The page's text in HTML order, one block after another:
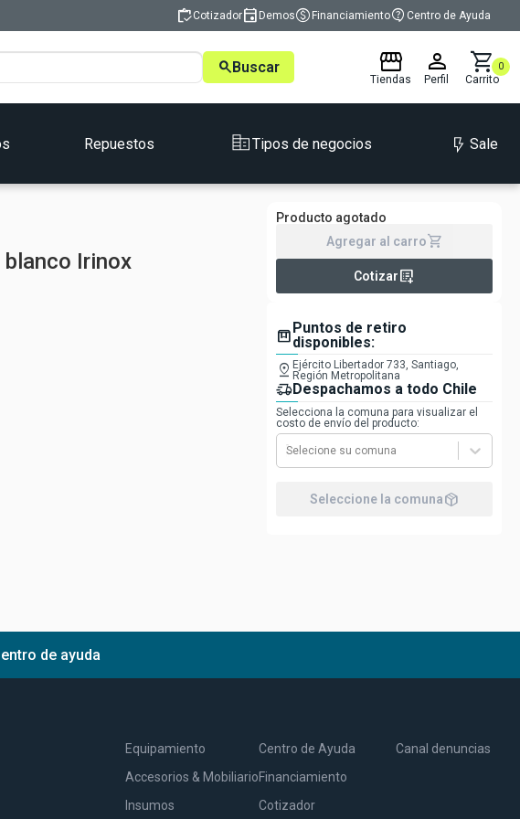
inventoryCotizadorevent Demosmonetization_on Financiamientocontact_support Centro de Ayuda
searchBuscar storefront
Tiendas
person
Perfil
shopping_cart
Carrito
0
Repuestos Tipos de negocios Sale
Irinox
Producto agotado
Agregar al carroshopping_cart
Cotizarlist_alt_add
boxPuntos de retiro
disponibles:
pin_dropEjército Libertador 733, Santiago,
Región Metropolitana
delivery_truck_speedDespachamos a todo Chile
Selecciona la comuna para visualizar el
costo de envío del producto:
Selecione su comuna
Seleccione la comunapackage_2
de ayuda
Equipamiento
Accesorios & Mobiliario
Insumos
Centro de Ayuda
Financiamiento
Cotizador
Canal denuncias